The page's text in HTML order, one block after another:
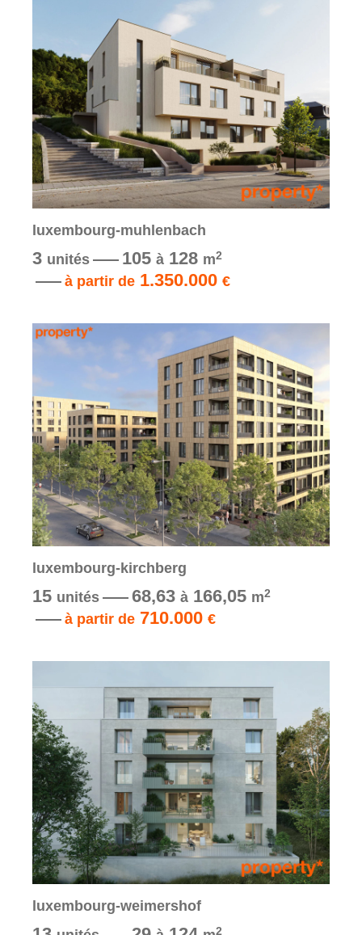
luxembourg-muhlenbach
3 unités 105 à 128 m2
à partir de 1.350.000 €
luxembourg-kirchberg
15 unités 68,63 à 166,05 m2
à partir de 710.000 €
luxembourg-weimershof
2